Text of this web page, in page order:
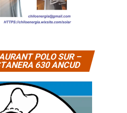
POLO SUR –
630 ANCUD